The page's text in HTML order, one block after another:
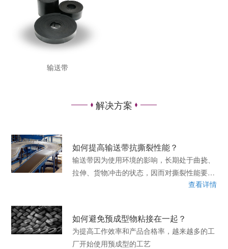
输送带
解决方案
如何提高输送带抗撕裂性能？
输送带因为使用环境的影响，长期处于曲挠、
拉伸、货物冲击的状态，因而对撕裂性能要求
较高，提高产品的撕裂性能对产品的使用寿命
查看详情
如何避免预成型物粘接在一起？
为提高工作效率和产品合格率，越来越多的工
厂开始使用预成型的工艺